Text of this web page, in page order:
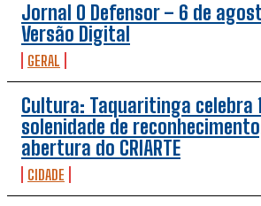
Jornal O Defensor – 6 de
Versão Digital
GERAL
Cultura: Taquaritinga celebra
solenidade de
abertura do CRIARTE
CIDADE